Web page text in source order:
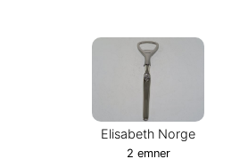
Elisabeth Norge
2 emner